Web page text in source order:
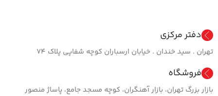
دفتر مرکزی
تهران . سید خندان . خیابان ارسباران کوچه شفاپی پلاک ۷۴
فروشگاه
بازار بزرگ تهران، بازار آهنگران، کوچه مسجد جامع، پاساژ منصور